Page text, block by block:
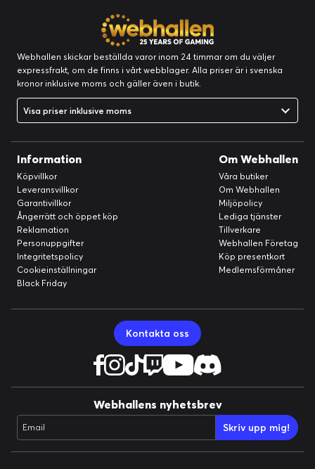
Webhallen skickar beställda varor inom 24 timmar om du väljer
expressfrakt, om de finns i vårt webblager. Alla priser är i svenska
kronor inklusive moms och gäller även i butik.
Visa priser inklusive moms
Information
Köpvillkor
Leveransvillkor
Garantivillkor
Ångerrätt och öppet köp
Reklamation
Personuppgifter
Integritetspolicy
Cookieinställningar
Black Friday
Om Webhallen
Våra butiker
Om Webhallen
Miljöpolicy
Lediga tjänster
Tillverkare
Webhallen Företag
Köp presentkort
Medlemsförmåner
Kontakta oss
Webhallens nyhetsbrev
Email Skriv upp mig!